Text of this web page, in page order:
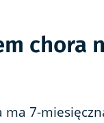
chora
7-